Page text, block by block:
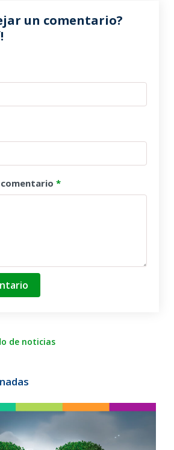
un comentario?
*
de noticias